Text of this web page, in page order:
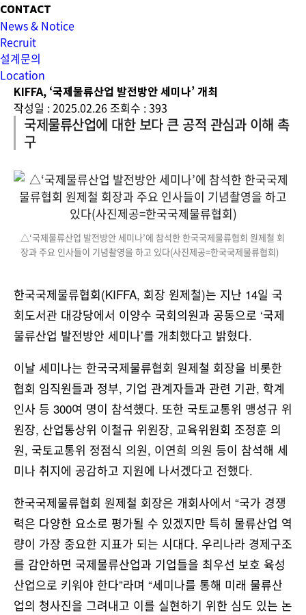
CONTACT
News & Notice
Recruit
설계문의
Location
KIFFA, ‘국제물류산업 발전방안 세미나’ 개최
작성일 : 2025.02.26조회수 : 393
국제물류산업에 대한 보다 큰 공적 관심과 이해 촉
구
△‘국제물류산업 발전방안 세미나’에 참석한 한국국제물류협회 원제철 회
장과 주요 인사들이 기념촬영을 하고 있다(사진제공=한국국제물류협회)
한국국제물류협회(KIFFA, 회장 원제철)는 지난 14일 국
회도서관 대강당에서 이양수 국회의원과 공동으로 ‘국제
물류산업 발전방안 세미나’를 개최했다고 밝혔다.
이날 세미나는 한국국제물류협회 원제철 회장을 비롯한
협회 임직원들과 정부, 기업 관계자들과 관련 기관, 학계
인사 등 300여 명이 참석했다. 또한 국토교통위 맹성규 위
원장, 산업통상위 이철규 위원장, 교육위원회 조정훈 의
원, 국토교통위 정점식 의원, 이연희 의원 등이 참석해 세
미나 취지에 공감하고 지원에 나서겠다고 전했다.
한국국제물류협회 원제철 회장은 개회사에서 “국가 경쟁
력은 다양한 요소로 평가될 수 있겠지만 특히 물류산업 역
량이 가장 중요한 지표가 되는 시대다. 우리나라 경제구조
를 감안하면 국제물류산업과 기업들을 최우선 보호 육성
산업으로 키워야 한다”라며 “세미나를 통해 미래 물류산
업의 청사진을 그려내고 이를 실현하기 위한 심도 있는 논